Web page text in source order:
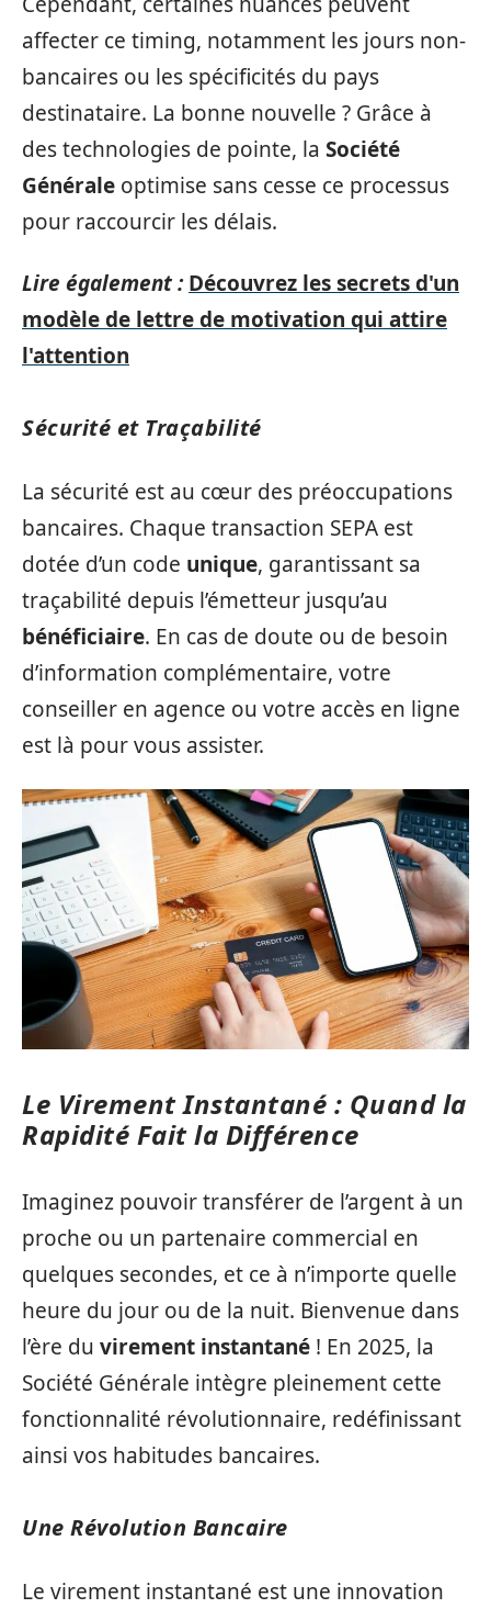
affecter ce timing, notamment les jours non-
bancaires ou les spécificités du pays
destinataire. La bonne nouvelle ? Grâce à
des technologies de pointe, la Société
Générale optimise sans cesse ce processus
pour raccourcir les délais.
Lire également : Découvrez les secrets d'un
modèle de lettre de motivation qui attire
l'attention
Sécurité et Traçabilité
La sécurité est au cœur des préoccupations
bancaires. Chaque transaction SEPA est
dotée d’un code unique, garantissant sa
traçabilité depuis l’émetteur jusqu’au
bénéficiaire. En cas de doute ou de besoin
d’information complémentaire, votre
conseiller en agence ou votre accès en ligne
est là pour vous assister.
Le Virement Instantané : Quand la
Rapidité Fait la Différence
Imaginez pouvoir transférer de l’argent à un
proche ou un partenaire commercial en
quelques secondes, et ce à n’importe quelle
heure du jour ou de la nuit. Bienvenue dans
l’ère du virement instantané ! En 2025, la
Société Générale intègre pleinement cette
fonctionnalité révolutionnaire, redéfinissant
ainsi vos habitudes bancaires.
Une Révolution Bancaire
Le virement instantané est une innovation